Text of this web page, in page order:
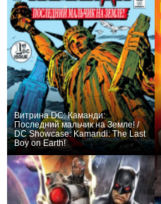
Витрина DC: Каманди:
Последний мальчик на Земле! /
DC Showcase: Kamandi: The Last
Boy on Earth!